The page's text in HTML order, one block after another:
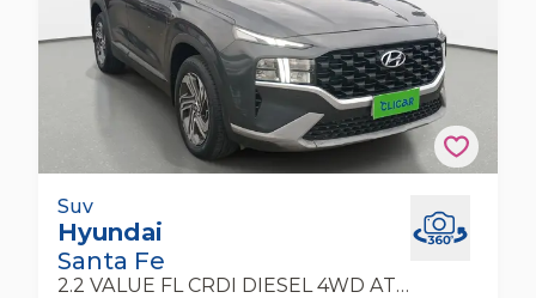
Hyundai Santa Fe 2.2 Value Fl Crdi Diesel 4wd
At 5p Suv
Suv
Hyundai
Santa Fe
2.2 VALUE FL CRDI DIESEL 4WD AT 5P